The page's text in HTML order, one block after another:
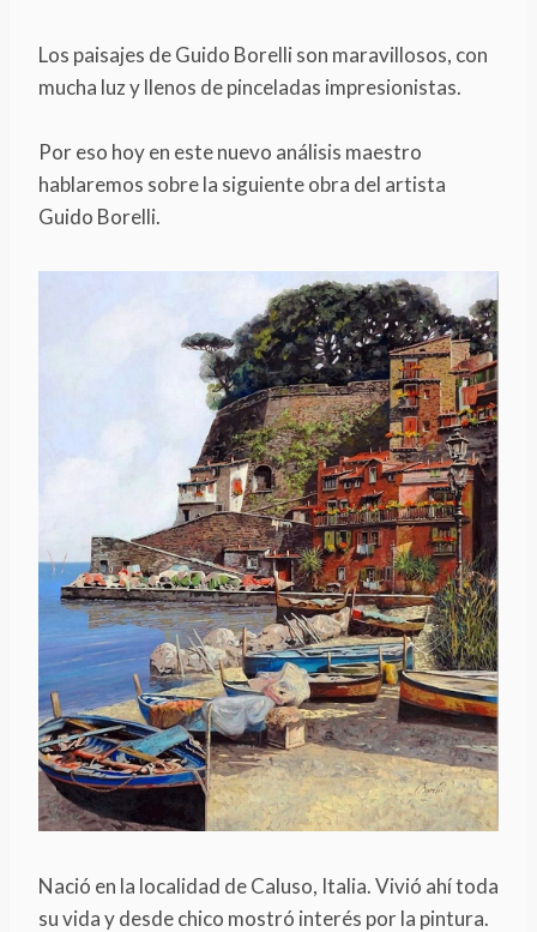
Los paisajes de Guido Borelli son maravillosos, con
mucha luz y llenos de pinceladas impresionistas.
Por eso hoy en este nuevo análisis maestro
hablaremos sobre la siguiente obra del artista
Guido Borelli.
Nació en la localidad de Caluso, Italia. Vivió ahí toda
su vida y desde chico mostró interés por la pintura.